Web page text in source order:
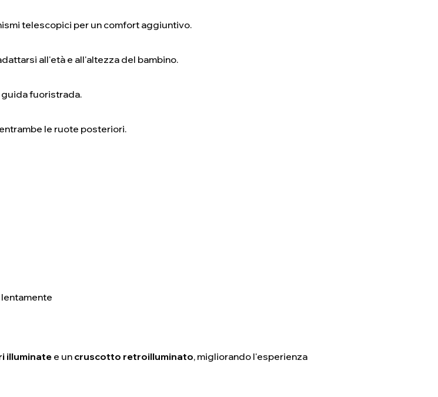
telescopici per un comfort aggiuntivo.
all'età e all'altezza del bambino.
guida fuoristrada.
le ruote posteriori.
lentamente
illuminate e un cruscotto retroilluminato, migliorando l'esperienza